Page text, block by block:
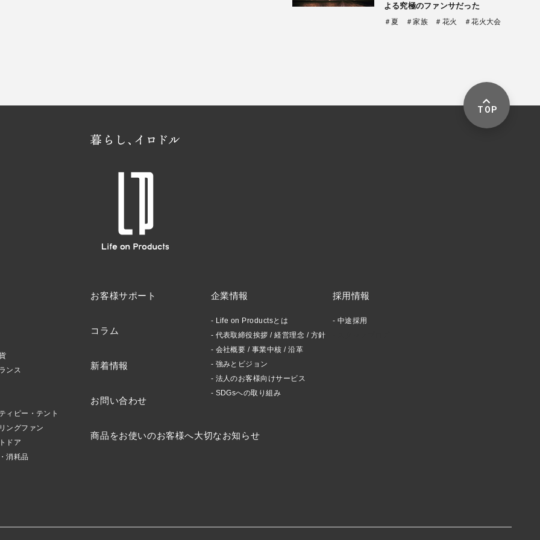
よる究極のファンサだった
＃夏 ＃家族 ＃花火 ＃花火大会
TOP
ンス
ィピー・テント
ングファン
ドア
消耗品
お客様サポート
コラム
新着情報
お問い合わせ
商品をお使いのお客様へ大切なお知らせ
企業情報
Life on Productsとは
代表取締役挨拶 / 経営理念 / 方針
会社概要 / 事業中核 / 沿革
強みとビジョン
法人のお客様向けサービス
SDGsへの取り組み
採用情報
中途採用